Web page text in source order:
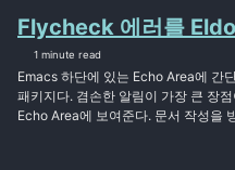
Flycheck 에러를
1 minute read
Emacs 하단에 있는 Echo Area에 간
패키지다. 겸손한 알림이 가장 큰 장
Echo Area에 보여준다. 문서 작성을